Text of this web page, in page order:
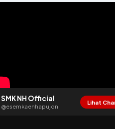
SMK NH Official
@esemkaenhapujon
Lihat